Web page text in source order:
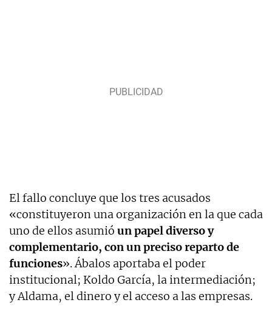
El fallo concluye que los tres acusados
«constituyeron una organización en la que cada
uno de ellos asumió un papel diverso y
complementario, con un preciso reparto de
funciones». Ábalos aportaba el poder
institucional; Koldo García, la intermediación;
y Aldama, el dinero y el acceso a las empresas.